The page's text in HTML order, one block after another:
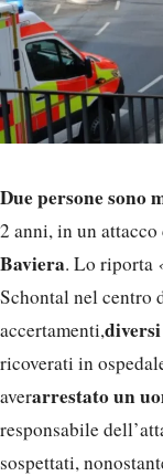
Due persone sono
2 anni, in un
Baviera. Lo riporta
Schontal nel centro
accertamenti,
ricoverati in
averarrestato un
responsabile
sospettati,